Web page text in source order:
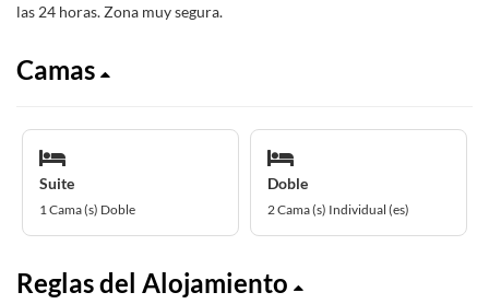
las 24 horas. Zona muy segura.
Camas
Suite
1 Cama (s) Doble
Doble
2 Cama (s) Individual (es)
Reglas del Alojamiento